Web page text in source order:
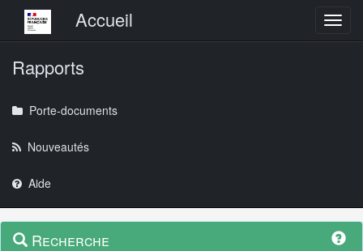
Menu principalAccueil
Rapports
Porte-documents
Nouveautés
Aide
Navigation
Menu
contextuel
Recherche